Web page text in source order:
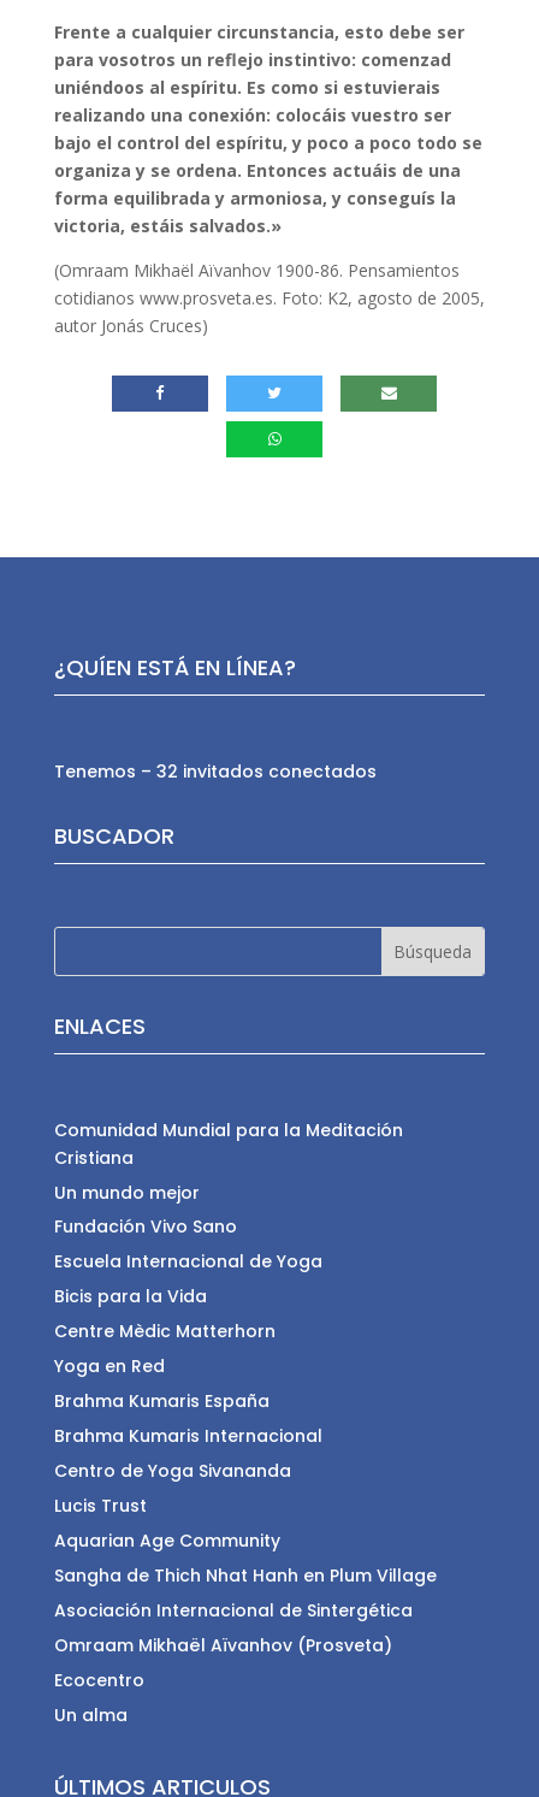
Frente a cualquier circunstancia, esto debe ser
para vosotros un reflejo instintivo: comenzad
uniéndoos al espíritu. Es como si estuvierais
realizando una conexión: colocáis vuestro ser
bajo el control del espíritu, y poco a poco todo se
organiza y se ordena. Entonces actuáis de una
forma equilibrada y armoniosa, y conseguís la
victoria, estáis salvados.»
(Omraam Mikhaël Aïvanhov 1900-86. Pensamientos
cotidianos www.prosveta.es. Foto: K2, agosto de 2005,
autor Jonás Cruces)
¿QUÍEN ESTÁ EN LÍNEA?
Tenemos – 32 invitados conectados
BUSCADOR
ENLACES
Comunidad Mundial para la Meditación
Cristiana
Un mundo mejor
Fundación Vivo Sano
Escuela Internacional de Yoga
Bicis para la Vida
Centre Mèdic Matterhorn
Yoga en Red
Brahma Kumaris España
Brahma Kumaris Internacional
Centro de Yoga Sivananda
Lucis Trust
Aquarian Age Community
Sangha de Thich Nhat Hanh en Plum Village
Asociación Internacional de Sintergética
Omraam Mikhaël Aïvanhov (Prosveta)
Ecocentro
Un alma
ÚLTIMOS ARTICULOS